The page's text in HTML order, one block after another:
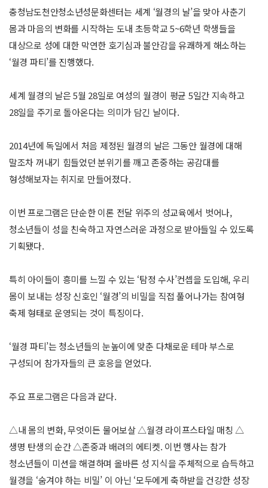
충청남도천안청소년성문화센터는 세계 ‘월경의 날’을 맞아 사춘기
몸과 마음의 변화를 시작하는 도내 초등학교 5~6학년 학생들을
대상으로 성에 대한 막연한 호기심과 불안감을 유쾌하게 해소하는
‘월경 파티’를 진행했다.
세계 월경의 날은 5월 28일로 여성의 월경이 평균 5일간 지속하고
28일을 주기로 돌아온다는 의미가 담긴 날이다.
2014년에 독일에서 처음 제정된 월경의 날은 그동안 월경에 대해
말조차 꺼내기 힘들었던 분위기를 깨고 존중하는 공감대를
형성해보자는 취지로 만들어졌다.
이번 프로그램은 단순한 이론 전달 위주의 성교육에서 벗어나,
청소년들이 성을 친숙하고 자연스러운 과정으로 받아들일 수 있도록
기획됐다.
특히 아이들이 흥미를 느낄 수 있는 ‘탐정 수사’컨셉을 도입해, 우리
몸이 보내는 성장 신호인 ‘월경’의 비밀을 직접 풀어나가는 참여형
축제 형태로 운영되는 것이 특징이다.
‘월경 파티’는 청소년들의 눈높이에 맞춘 다채로운 테마 부스로
구성되어 참가자들의 큰 호응을 얻었다.
주요 프로그램은 다음과 같다.
△내 몸의 변화, 무엇이든 물어보살 △월경 라이프스타일 매칭 △
생명 탄생의 순간 △존중과 배려의 에티켓. 이번 행사는 참가
청소년들이 미션을 해결하며 올바른 성 지식을 주체적으로 습득하고
월경을 ‘숨겨야 하는 비밀’ 이 아닌 ‘모두에게 축하받을 건강한 성장